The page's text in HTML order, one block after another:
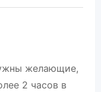
желающие,
2 часов в